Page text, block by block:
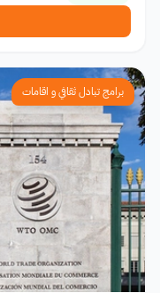
برامج تبادل ثقافي و اقامات